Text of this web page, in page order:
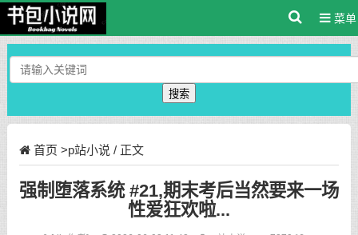
菜单
搜索
首页 >p站小说 / 正文
强制堕落系统 #21,期末考后当然要来一场
性爱狂欢啦...